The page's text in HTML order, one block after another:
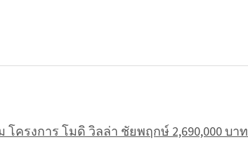
โครงการ โมดิ วิลล่า ชัยพฤกษ์ 2,690,000 บาท